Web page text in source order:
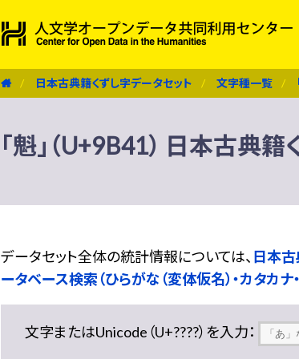
日本古典籍くずし字データセット 文字種一覧
「魁」（U+9B41） 日本古典
データセット全体の統計情報については、 日本古
ータベース検索（ひらがな（変体仮名）・カタカナ
文字またはUnicode（U+????）を入力：